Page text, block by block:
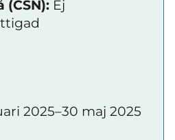
(CSN): Ej
2025–30 maj 2025